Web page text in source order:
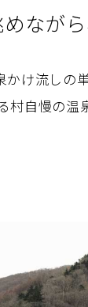
ながら
け流しの
自慢の温